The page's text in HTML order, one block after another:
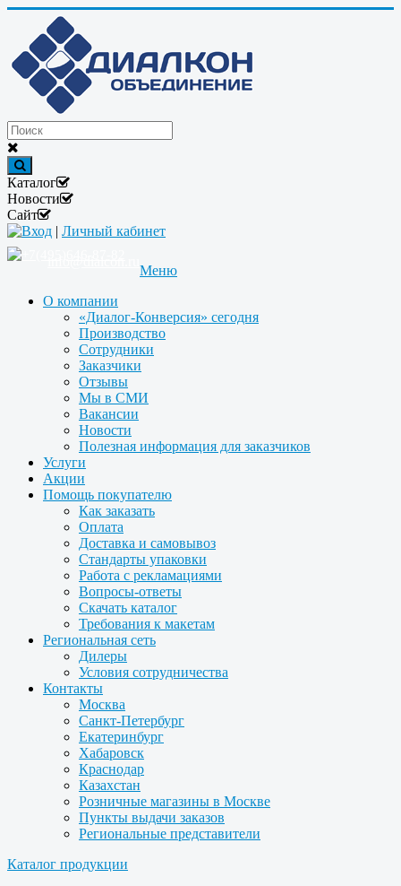
Каталог
Новости
Сайт
Вход | Личный кабинет
Меню
О компании
«Диалог-Конверсия» сегодня
Производство
Сотрудники
Заказчики
Отзывы
Мы в СМИ
Вакансии
Новости
Полезная информация для заказчиков
Услуги
Акции
Помощь покупателю
Как заказать
Оплата
Доставка и самовывоз
Стандарты упаковки
Работа с рекламациями
Вопросы-ответы
Скачать каталог
Требования к макетам
Региональная сеть
Дилеры
Условия сотрудничества
Контакты
Москва
Санкт-Петербург
Екатеринбург
Хабаровск
Краснодар
Казахстан
Розничные магазины в Москве
Пункты выдачи заказов
Региональные представители
Каталог продукции